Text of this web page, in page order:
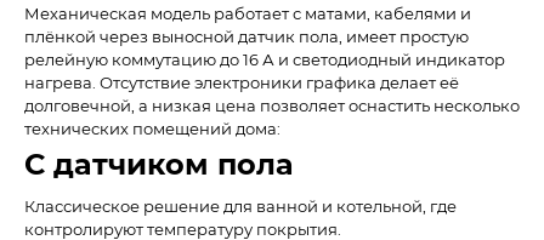
Механическая модель работает с матами, кабелями и
плёнкой через выносной датчик пола, имеет простую
релейную коммутацию до 16 А и светодиодный индикатор
нагрева. Отсутствие электроники графика делает её
долговечной, а низкая цена позволяет оснастить несколько
технических помещений дома:
С датчиком пола
Классическое решение для ванной и котельной, где
контролируют температуру покрытия.